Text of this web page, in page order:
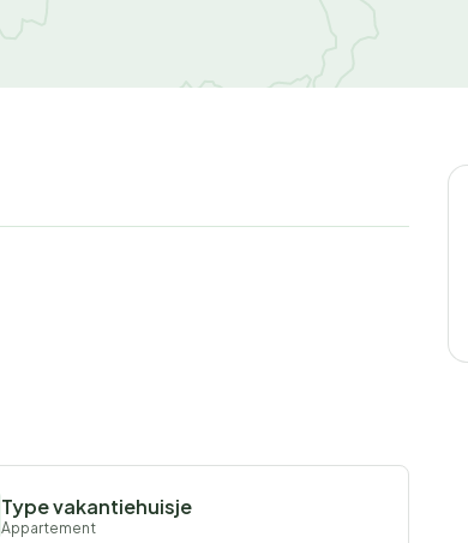
Type vakantiehuisje
Appartement